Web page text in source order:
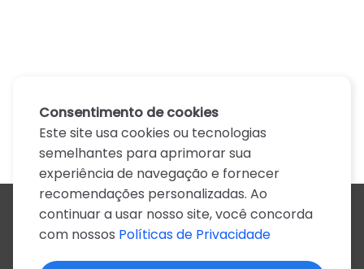
Todos os artistas
A
B C D E F G H I J
N
O P Q R S T U V W X
Consentimento de cookies
Este site usa cookies ou tecnologias
semelhantes para aprimorar sua
experiência de navegação e fornecer
recomendações personalizadas. Ao
continuar a usar nosso site, você concorda
com nossos Políticas de Privacidade